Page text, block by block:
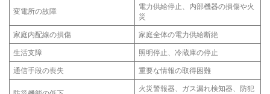
変電所の故障
電力供給停止、内部機器の損傷や火
災
家庭内配線の損傷
家庭全体の電力供給断絶
生活支障
照明停止、冷蔵庫の停止
通信手段の喪失
重要な情報の取得困難
火災警報器、ガス漏れ検知器、防犯